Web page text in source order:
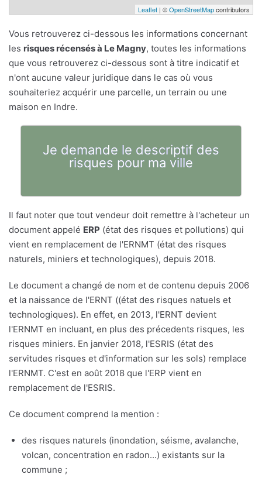
Leaflet | ©OpenStreetMapcontributors
Vous retrouverez ci-dessous les informations concernant
les risques récensés à Le Magny, toutes les informations
que vous retrouverez ci-dessous sont à titre indicatif et
n'ont aucune valeur juridique dans le cas où vous
souhaiteriez acquérir une parcelle, un terrain ou une
maison en Indre.
Je demande le descriptif des
risques pour ma ville
Il faut noter que tout vendeur doit remettre à l'acheteur un
document appelé ERP (état des risques et pollutions) qui
vient en remplacement de l'ERNMT (état des risques
naturels, miniers et technologiques), depuis 2018.
Le document a changé de nom et de contenu depuis 2006
et la naissance de l'ERNT ((état des risques natuels et
technologiques). En effet, en 2013, l'ERNT devient
l'ERNMT en incluant, en plus des précedents risques, les
risques miniers. En janvier 2018, l'ESRIS (état des
servitudes risques et d'information sur les sols) remplace
l'ERNMT. C'est en août 2018 que l'ERP vient en
remplacement de l'ESRIS.
Ce document comprend la mention :
des risques naturels (inondation, séisme, avalanche,
volcan, concentration en radon...) existants sur la
commune ;